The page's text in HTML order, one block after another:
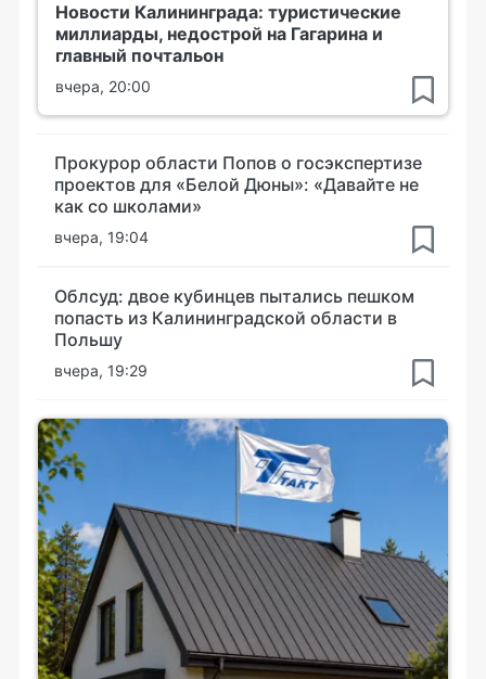
Новости Калининграда: туристические
миллиарды, недострой на Гагарина и
главный почтальон
вчера, 20:00
Прокурор области Попов о госэкспертизе
проектов для «Белой Дюны»: «Давайте не
как со школами»
вчера, 19:04
Облсуд: двое кубинцев пытались пешком
попасть из Калининградской области в
Польшу
вчера, 19:29